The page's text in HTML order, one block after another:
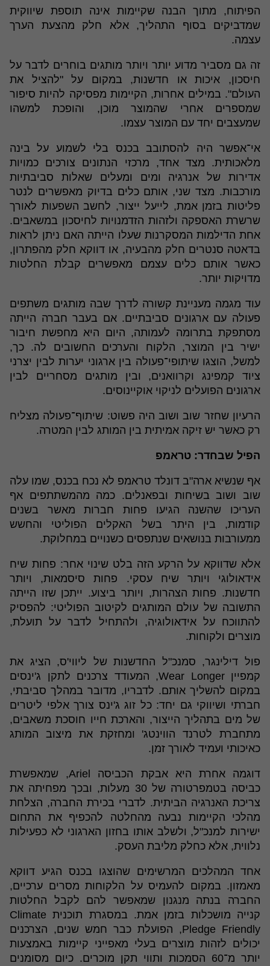
הפיתוח, מתוך הבנה שקיימות אינה תוספת שיווקית
שמדביקים בסוף התהליך, אלא חלק מהצעת הערך
עצמה.
זה גם מסביר מדוע יותר ויותר מותגים בוחרים לדבר על
חיסכון, איכות או חדשנות, במקום על "להציל את
העולם". במילים אחרות, הקיימות מפסיקה להיות סיפור
שמספרים אחרי שהמוצר מוכן, והופכת למשהו
שמעצבים יחד עם המוצר עצמו.
אי־אפשר היה להסתובב בכנס בלי לשמוע על בינה
מלאכותית. מצד אחד, מרכזי הנתונים צורכים כמויות
אדירות של אנרגיה ומים ומעלים שאלות סביבתיות
מורכבות. מצד שני, אותם כלים בדיוק מאפשרים לנטר
פליטות בזמן אמת, לייעל ייצור, לחשב השפעות לאורך
שרשרת האספקה ולזהות הזדמנויות לחיסכון במשאבים.
אחת הדילמות המסקרנות שעלו הייתה האם ניתן לראות
בדאטה סנטרים חלק מהבעיה, או דווקא חלק מהפתרון,
כאשר אותם כלים עצמם מאפשרים קבלת החלטות
מדויקות יותר.
עוד מגמה מעניינת קשורה לדרך שבה מותגים משתפים
פעולה עם ארגונים סביבתיים. אם בעבר חברה הייתה
מסתפקת בתרומה לעמותה, היום היא מחפשת חיבור
ישיר בין המוצר, הלקוח והערכים החשובים לה. כך,
למשל, הוצגו שיתופי־פעולה בין ארגוני יערות לבין יצרני
ציוד קמפינג וקרוואנים, ובין מותגים מסחריים לבין
ארגונים הפועלים לניקוי אוקיינוסים.
הרעיון שחזר שוב ושוב היה פשוט: שיתוף־פעולה מצליח
רק כאשר יש זיקה אמיתית בין המותג לבין המטרה.
הפיל שבחדר: טראמפ
אף שנשיא ארה"ב דונלד טראמפ לא נכח בכנס, שמו עלה
שוב ושוב בשיחות ובפאנלים. כמה מהמשתתפים אף
העריכו שהשנה הגיעו פחות חברות מאשר בשנים
קודמות, בין היתר בשל האקלים הפוליטי והחשש
ממעורבות בנושאים שנתפסים כשנויים במחלוקת.
אלא שדווקא על הרקע הזה בלט שינוי אחר: פחות שיח
אידאולוגי ויותר שיח עסקי. פחות סיסמאות, ויותר
חדשנות. פחות הצהרות, ויותר ביצוע. ייתכן שזו הייתה
התשובה של עולם המותגים לקיטוב הפוליטי: להפסיק
להתווכח על אידאולוגיה, ולהתחיל לדבר על תועלת,
מוצרים ולקוחות.
פול דילינגר, סמנכ"ל החדשנות של ליווי'ס, הציג את
קמפיין Wear Longer, המעודד צרכנים לתקן ג'ינסים
במקום להשליך אותם. לדבריו, מדובר במהלך סביבתי,
חברתי ושיווקי גם יחד: כל זוג ג'ינס צורך אלפי ליטרים
של מים בתהליך הייצור, והארכת חייו חוסכת משאבים,
מתחברת לטרנד הווינטג' ומחזקת את מיצוב המותג
כאיכותי ועמיד לאורך זמן.
דוגמה אחרת היא אבקת הכביסה Ariel, שמאפשרת
כביסה בטמפרטורה של 30 מעלות, ובכך מפחיתה את
צריכת האנרגיה הביתית. לדברי בכירת החברה, הצלחת
מהלכי הקיימות נבעה מהחלטה להכפיף את התחום
ישירות למנכ"ל, ולשלב אותו בחזון הארגוני לא כפעילות
נלווית, אלא כחלק מליבת העסק.
אחד המהלכים המרשימים שהוצגו בכנס הגיע דווקא
מאמזון. במקום להעמיס על הלקוחות מסרים ערכיים,
החברה בנתה מנגנון שמאפשר להם לקבל החלטות
קנייה מושכלות בזמן אמת. במסגרת תוכנית Climate
Pledge Friendly, הפועלת כבר חמש שנים, הצרכנים
יכולים לזהות מוצרים בעלי מאפייני קיימות באמצעות
יותר מ־60 הסמכות ותווי תקן מוכרים. כיום מסומנים